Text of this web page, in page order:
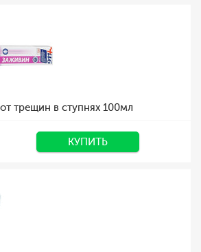
трещин в ступнях 100мл
КУПИТЬ